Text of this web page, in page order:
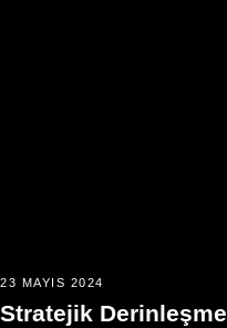
23 MAYIS 2024
Stratejik Derinleşme